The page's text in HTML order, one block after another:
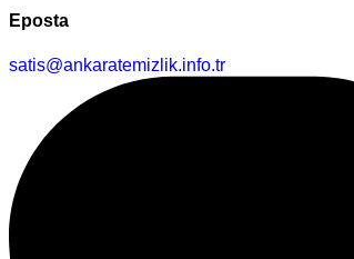
Eposta
satis@ankaratemizlik.info.tr